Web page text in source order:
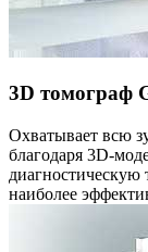
3D томограф
Охватывает всю
благодаря 3D-
диагностическую
наиболее